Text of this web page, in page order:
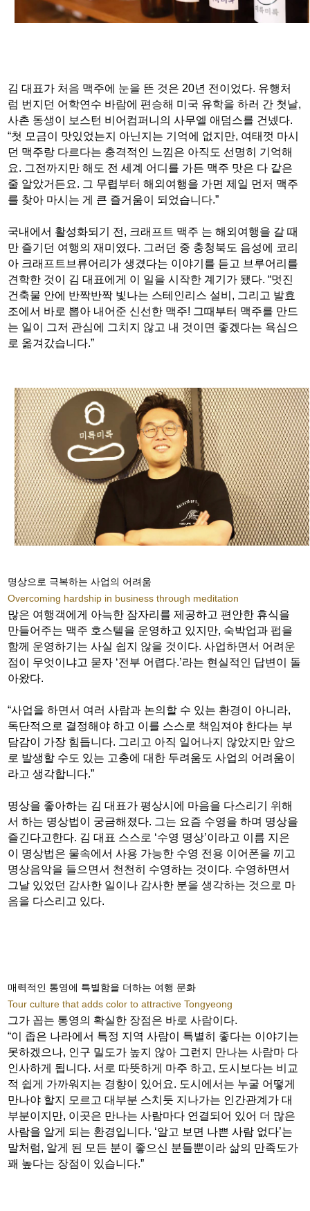
김 대표가 처음 맥주에 눈을 뜬 것은 20년 전이었다. 유행처
럼 번지던 어학연수 바람에 편승해 미국 유학을 하러 간 첫날,
사촌 동생이 보스턴 비어컴퍼니의 사무엘 애덤스를 건넸다.
“첫 모금이 맛있었는지 아닌지는 기억에 없지만, 여태껏 마시
던 맥주랑 다르다는 충격적인 느낌은 아직도 선명히 기억해
요. 그전까지만 해도 전 세계 어디를 가든 맥주 맛은 다 같은
줄 알았거든요. 그 무렵부터 해외여행을 가면 제일 먼저 맥주
를 찾아 마시는 게 큰 즐거움이 되었습니다.”
국내에서 활성화되기 전, 크래프트 맥주 는 해외여행을 갈 때
만 즐기던 여행의 재미였다. 그러던 중 충청북도 음성에 코리
아 크래프트브류어리가 생겼다는 이야기를 듣고 브루어리를
견학한 것이 김 대표에게 이 일을 시작한 계기가 됐다. “멋진
건축물 안에 반짝반짝 빛나는 스테인리스 설비, 그리고 발효
조에서 바로 뽑아 내어준 신선한 맥주! 그때부터 맥주를 만드
는 일이 그저 관심에 그치지 않고 내 것이면 좋겠다는 욕심으
로 옮겨갔습니다.”
명상으로 극복하는 사업의 어려움
Overcoming hardship in business through meditation
많은 여행객에게 아늑한 잠자리를 제공하고 편안한 휴식을
만들어주는 맥주 호스텔을 운영하고 있지만, 숙박업과 펍을
함께 운영하기는 사실 쉽지 않을 것이다. 사업하면서 어려운
점이 무엇이냐고 묻자 ‘전부 어렵다.’라는 현실적인 답변이 돌
아왔다.
“사업을 하면서 여러 사람과 논의할 수 있는 환경이 아니라,
독단적으로 결정해야 하고 이를 스스로 책임져야 한다는 부
담감이 가장 힘듭니다. 그리고 아직 일어나지 않았지만 앞으
로 발생할 수도 있는 고충에 대한 두려움도 사업의 어려움이
라고 생각합니다.”
명상을 좋아하는 김 대표가 평상시에 마음을 다스리기 위해
서 하는 명상법이 궁금해졌다. 그는 요즘 수영을 하며 명상을
즐긴다고한다. 김 대표 스스로 ‘수영 명상’이라고 이름 지은
이 명상법은 물속에서 사용 가능한 수영 전용 이어폰을 끼고
명상음악을 들으면서 천천히 수영하는 것이다. 수영하면서
그날 있었던 감사한 일이나 감사한 분을 생각하는 것으로 마
음을 다스리고 있다.
매력적인 통영에 특별함을 더하는 여행 문화
Tour culture that adds color to attractive Tongyeong
그가 꼽는 통영의 확실한 장점은 바로 사람이다.
“이 좁은 나라에서 특정 지역 사람이 특별히 좋다는 이야기는
못하겠으나, 인구 밀도가 높지 않아 그런지 만나는 사람마 다
인사하게 됩니다. 서로 따뜻하게 마주 하고, 도시보다는 비교
적 쉽게 가까워지는 경향이 있어요. 도시에서는 누굴 어떻게
만나야 할지 모르고 대부분 스치듯 지나가는 인간관계가 대
부분이지만, 이곳은 만나는 사람마다 연결되어 있어 더 많은
사람을 알게 되는 환경입니다. ‘알고 보면 나쁜 사람 없다’는
말처럼, 알게 된 모든 분이 좋으신 분들뿐이라 삶의 만족도가
꽤 높다는 장점이 있습니다.”